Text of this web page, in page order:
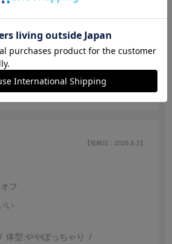
ッとしていてとてもいいのです
ころだけが残念な点でした
参考になった
【投稿日：2026.8.2】
フ
い
体型:ぽっちゃり